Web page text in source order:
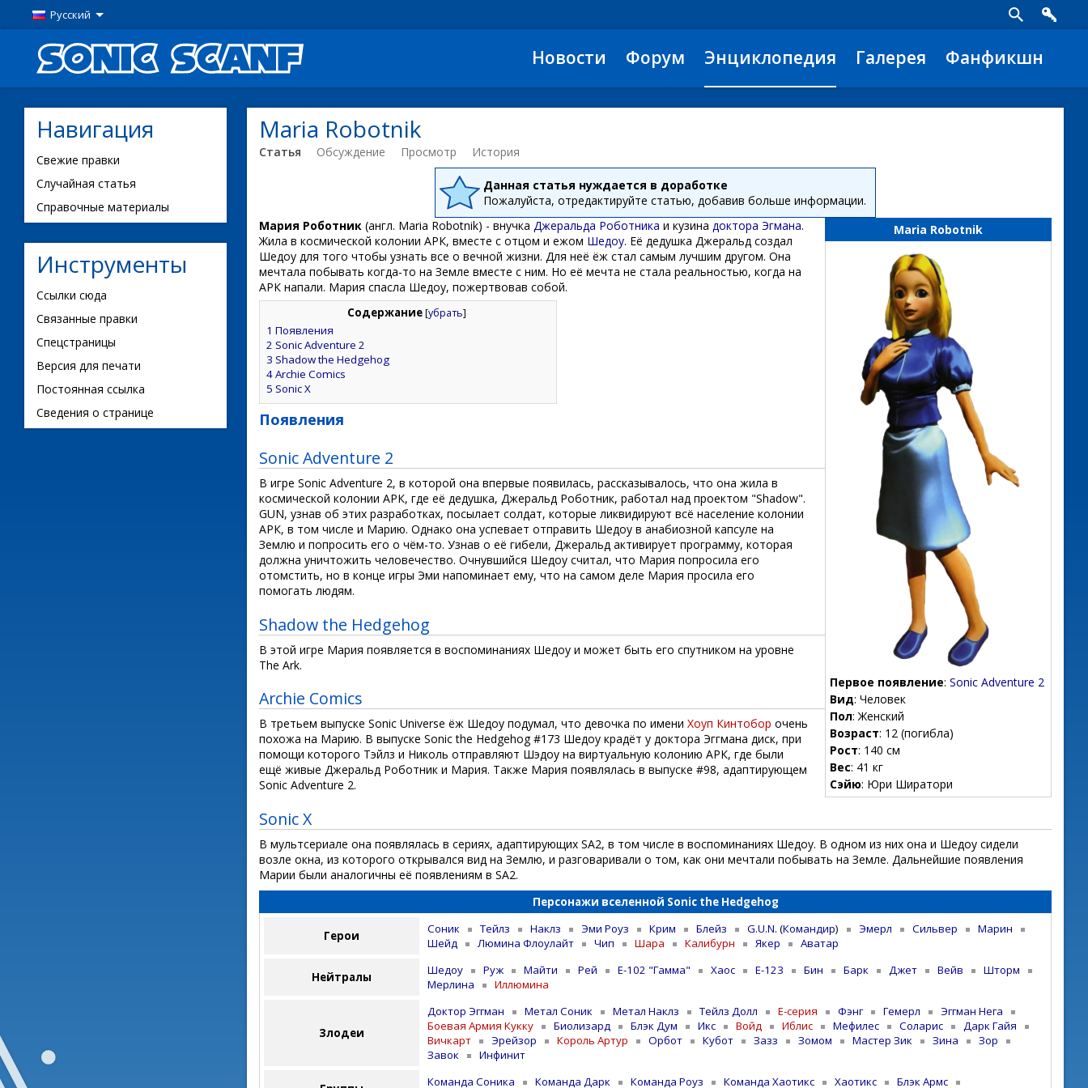
Русский
Новости Форум Энциклопедия Галерея Фанфикшн
Навигация
Свежие правки
Случайная статья
Справочные материалы
Инструменты
Ссылки сюда
Связанные правки
Спецстраницы
Версия для печати
Постоянная ссылка
Сведения о странице
Maria Robotnik
Статья Обсуждение Просмотр История
Данная статья нуждается в доработке
Пожалуйста, отредактируйте статью, добавив больше информации.
Maria Robotnik
Первое появление: Sonic Adventure 2
Вид: Человек
Пол: Женский
Возраст: 12 (погибла)
Рост: 140 см
Вес: 41 кг
Сэйю: Юри Ширатори
Мария Роботник (англ. Maria Robotnik) - внучка Джеральда Роботника и кузина доктора Эгмана.
Жила в космической колонии АРК, вместе с отцом и ежом Шедоу. Её дедушка Джеральд создал
Шедоу для того чтобы узнать все о вечной жизни. Для неё ёж стал самым лучшим другом. Она
мечтала побывать когда-то на Земле вместе с ним. Но её мечта не стала реальностью, когда на
АРК напали. Мария спасла Шедоу, пожертвовав собой.
Содержание[убрать]
1 Появления
2 Sonic Adventure 2
3 Shadow the Hedgehog
4Archie Comics
5 Sonic X
Появления
Sonic Adventure 2
В игре Sonic Adventure 2, в которой она впервые появилась, рассказывалось, что она жила в
космической колонии АРК, где её дедушка, Джеральд Роботник, работал над проектом "Shadow".
GUN, узнав об этих разработках, посылает солдат, которые ликвидируют всё население колонии
АРК, в том числе и Марию. Однако она успевает отправить Шедоу в анабиозной капсуле на
Землю и попросить его о чём-то. Узнав о её гибели, Джеральд активирует программу, которая
должна уничтожить человечество. Очнувшийся Шедоу считал, что Мария попросила его
отомстить, но в конце игры Эми напоминает ему, что на самом деле Мария просила его
помогать людям.
Shadow the Hedgehog
В этой игре Мария появляется в воспоминаниях Шедоу и может быть его спутником на уровне
The Ark.
Archie Comics
В третьем выпуске Sonic Universe ёж Шедоу подумал, что девочка по имени Хоуп Кинтобор очень
похожа на Марию. В выпуске Sonic the Hedgehog #173 Шедоу крадëт у доктора Эггмана диск, при
помощи которого Тэйлз и Николь отправляют Шэдоу на виртуальную колонию АРК, где были
ещë живые Джеральд Роботник и Мария. Также Мария появлялась в выпуске #98, адаптирующем
Sonic Adventure 2.
Sonic X
В мультсериале она появлялась в сериях, адаптирующих SA2, в том числе в воспоминаниях Шедоу. В одном из них она и Шедоу сидели
возле окна, из которого открывался вид на Землю, и разговаривали о том, как они мечтали побывать на Земле. Дальнейшие появления
Марии были аналогичны её появлениям в SA2.
Персонажи вселенной Sonic the Hedgehog
Герои Соник Тейлз Наклз Эми Роуз Крим Блейз G.U.N. (Командир) Эмерл Сильвер
Марин
Шейд
Люмина Флоулайт Чип Шара Калибурн Якер Аватар
Нейтралы Шедоу Руж Майти Рей E-102 "Гамма" Хаос E-123 Бин Барк Джет Вейв
Шторм
Мерлина
Иллюмина
Злодеи
Доктор Эггман Метал Соник Метал Наклз Тейлз Долл E-серия Фэнг Гемерл
Эггман Нега
Боевая Армия Кукку
Биолизард Блэк Дум Икс Войд Иблис Мефилес Соларис
Дарк Гайя
Вичкарт
Эрейзор Король Артур Орбот Кубот Зазз Зомом Мастер Зик Зина
Зор
Завок
Инфинит
Команда Соника Команда Дарк Команда Роуз Команда Хаотикс Хаотикс Блэк Армс